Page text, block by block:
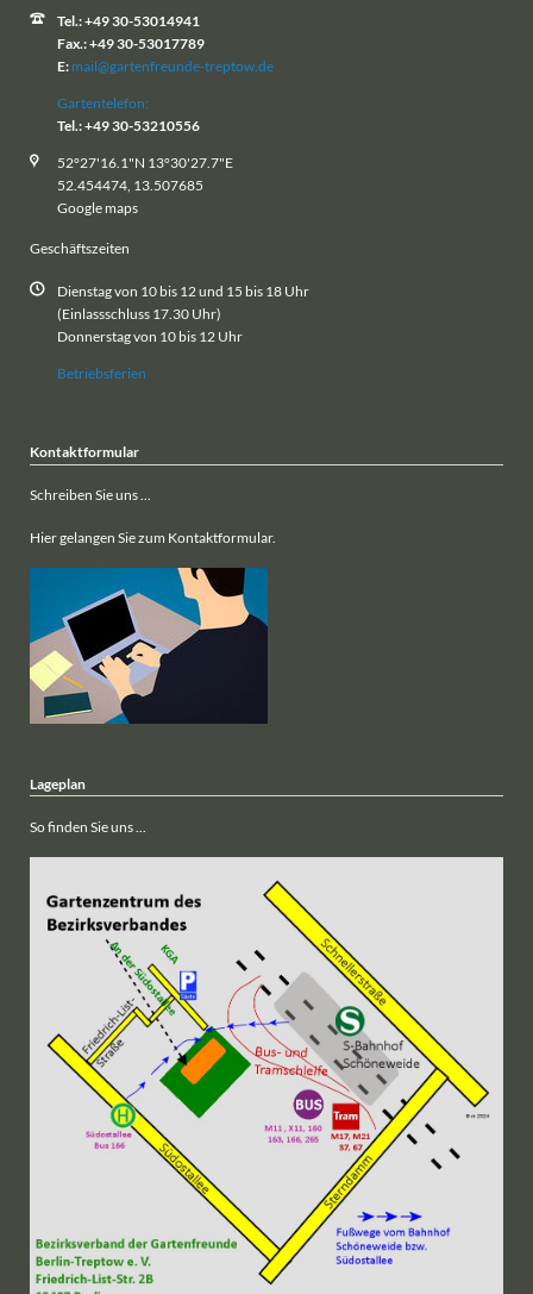
Tel.: +49 30-53014941
Fax.: +49 30-53017789
E: mail@gartenfreunde-treptow.de
Gartentelefon:
Tel.: +49 30-53210556
52°27'16.1"N 13°30'27.7"E
52.454474, 13.507685
Google maps
Geschäftszeiten
Dienstag von 10 bis 12 und 15 bis 18 Uhr
(Einlassschluss 17.30 Uhr)
Donnerstag von 10 bis 12 Uhr
Betriebsferien
Kontaktformular
Schreiben Sie uns ...
Hier gelangen Sie zum Kontaktformular.
Lageplan
So finden Sie uns ...